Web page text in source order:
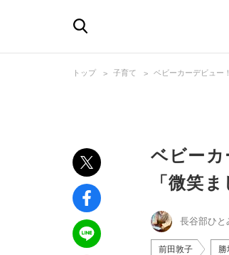
トップ 子育て ベビーカーデビュー
ベビーカ
「微笑
長谷部ひと
前田敦子 勝